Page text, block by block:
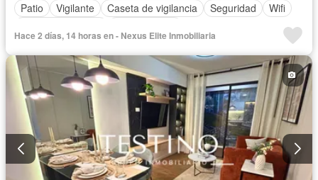
Patio
Vigilante Caseta de vigilancia Seguridad
Wifi
Hace 2 días, 14 horas en - Nexus Elite Inmobiliaria